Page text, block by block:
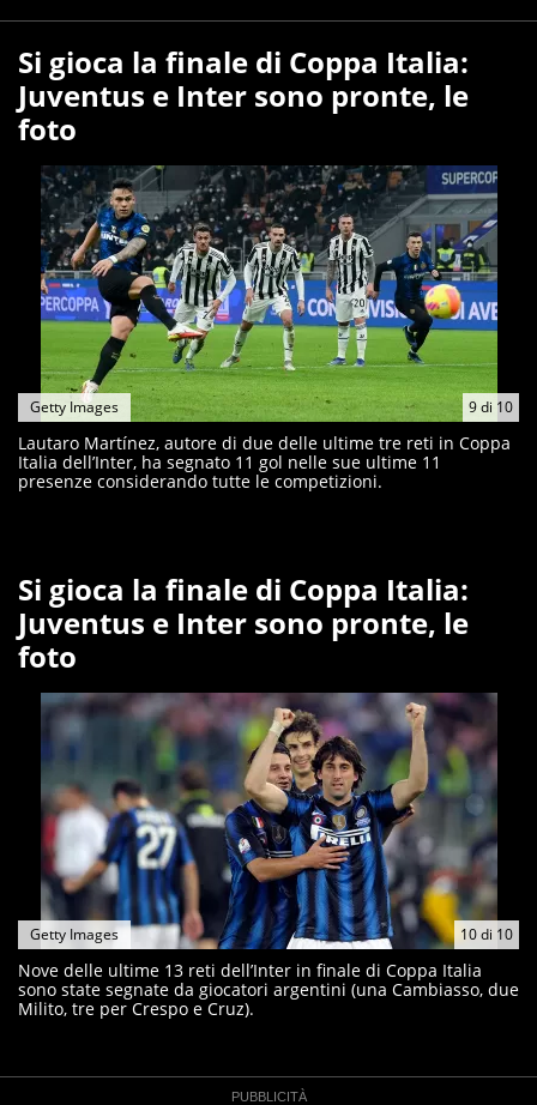
Si gioca la finale di Coppa Italia:
Juventus e Inter sono pronte, le
foto
9di 10
Getty Images
Lautaro Martínez, autore di due delle ultime tre reti in Coppa
Italia dell’Inter, ha segnato 11 gol nelle sue ultime 11
presenze considerando tutte le competizioni.
Si gioca la finale di Coppa Italia:
Juventus e Inter sono pronte, le
foto
10di 10
Getty Images
Nove delle ultime 13 reti dell’Inter in finale di Coppa Italia
sono state segnate da giocatori argentini (una Cambiasso, due
Milito, tre per Crespo e Cruz).